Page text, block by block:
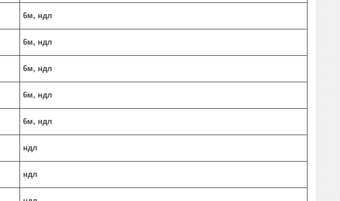
6м, ндл
6м, ндл
6м, ндл
6м, ндл
6м, ндл
ндл
ндл